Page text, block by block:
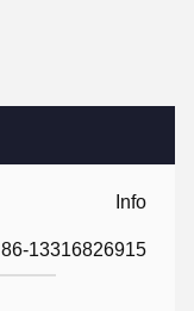
Info
86-13316826915